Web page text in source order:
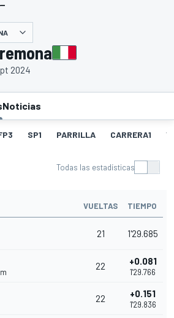
2024
Noticias
SP1 PARRILLA CARRERA1
Todas las estadísticas
VUELTAS TIEMPO
21 1'29.685
22 +0.081
1'29.766
22 +0.151
1'29.836